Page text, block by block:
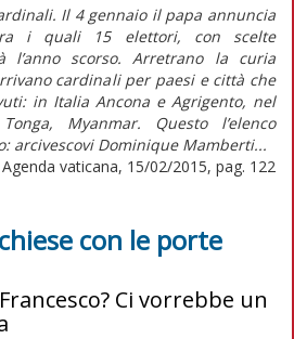
Il 4 gennaio il papa annuncia
i quali 15 elettori, con scelte
l’anno scorso. Arretrano la curia
cardinali per paesi e città che
in Italia Ancona e Agrigento, nel
Myanmar. Questo l’elenco
arcivescovi Dominique Mamberti...
Agenda vaticana, 15/02/2015, pag. 122
con le porte
Ci vorrebbe un